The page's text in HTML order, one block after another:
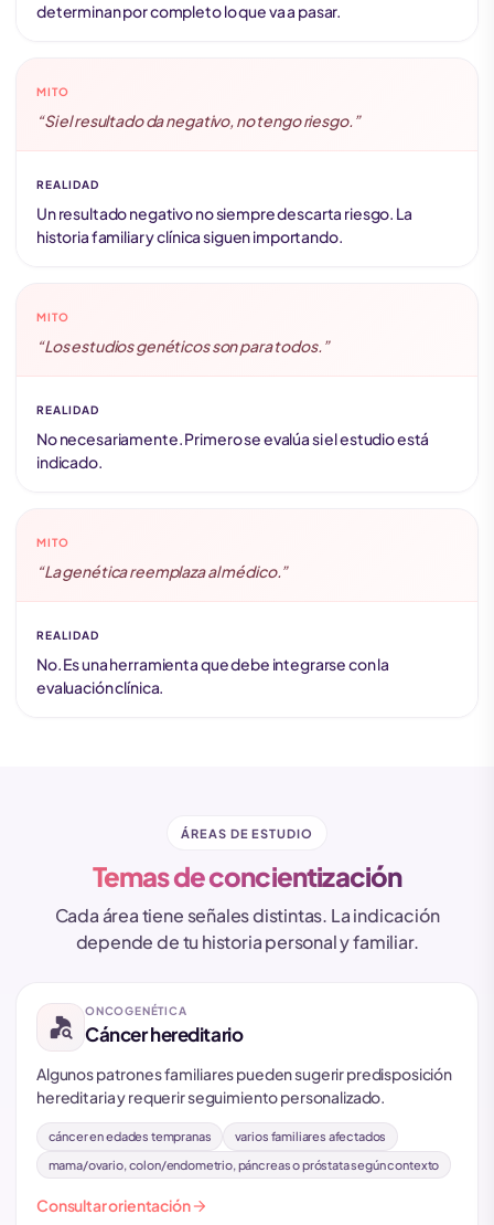
determinan por completo lo que va a pasar.
MITO
“Si el resultado da negativo, no tengo riesgo.”
REALIDAD
Un resultado negativo no siempre descarta riesgo. La
historia familiar y clínica siguen importando.
MITO
“Los estudios genéticos son para todos.”
REALIDAD
No necesariamente. Primero se evalúa si el estudio está
indicado.
MITO
“La genética reemplaza al médico.”
REALIDAD
No. Es una herramienta que debe integrarse con la
evaluación clínica.
ÁREAS DE ESTUDIO
Temas de concientización
Cada área tiene señales distintas. La indicación
depende de tu historia personal y familiar.
oncology
ONCOGENÉTICA
Cáncer hereditario
Algunos patrones familiares pueden sugerir predisposición
hereditaria y requerir seguimiento personalizado.
cáncer en edades tempranas
varios familiares afectados
mama/ovario, colon/endometrio, páncreas o próstata según contexto
Consultar orientaciónarrow_forward